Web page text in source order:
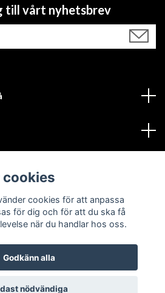
till vårt nyhetsbrev
Hem Ljuva Hem
cookies
cookies för att anpassa
för dig och för att du ska få
när du handlar hos oss.
Godkänn alla
nödvändiga